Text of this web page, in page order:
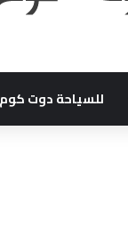
للسياحة دوت كوم